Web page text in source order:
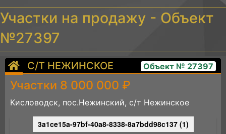
Участки на продажу - Объект
№27397
С/Т НЕЖИНСКОЕ Объект № 27397
Участки 8 000 000 ₽
Кисловодск, пос.Нежинский, с/т Нежинское
3a1ce15a-97bf-40a8-8338-8a7bdd98c137 (1)